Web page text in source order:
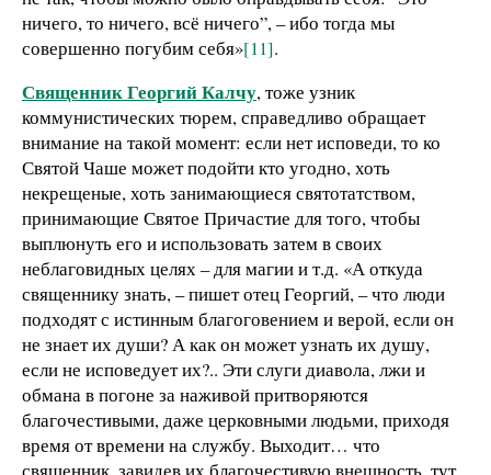
ничего, то ничего, всё ничего”, – ибо тогда мы
совершенно погубим себя»[11].
Священник Георгий Калчу, тоже узник
коммунистических тюрем, справедливо обращает
внимание на такой момент: если нет исповеди, то ко
Святой Чаше может подойти кто угодно, хоть
некрещеные, хоть занимающиеся святотатством,
принимающие Святое Причастие для того, чтобы
выплюнуть его и использовать затем в своих
неблаговидных целях – для магии и т.д. «А откуда
священнику знать, – пишет отец Георгий, – что люди
подходят с истинным благоговением и верой, если он
не знает их души? А как он может узнать их душу,
если не исповедует их?.. Эти слуги диавола, лжи и
обмана в погоне за наживой притворяются
благочестивыми, даже церковными людьми, приходя
время от времени на службу. Выходит… что
священник, завидев их благочестивую внешность, тут